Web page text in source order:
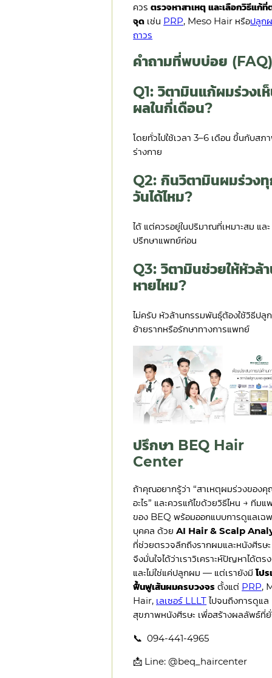
ควรตรวจหาสาเหตุ และเลือกวิธีแก้ที่
จุด เช่น PRP, Meso Hair หรือปลูก
ถาวร
คำถามที่พบบ่อย
Q1: วิตามินแก้ผมร่วงเ
ผลในกี่เดือน?
โดยทั่วไปใช้เวลา 3–6 เดือน ขึ้นกับสภ
ร่างกาย
Q2: กินวิตามินผมร่วง
วันได้ไหม?
ได้ แต่ควรอยู่ในปริมาณที่เหมาะสม และ
ปรึกษาแพทย์ก่อน
Q3: วิตามินช่วยให้หัวล้
หายไหม?
ไม่ครับ หัวล้านกรรมพันธุ์ต้องใช้วิธีปลู
ย้ายรากหรือรักษาทางการแพทย์
ปรึกษา BEQ Hair
Center
ถ้าคุณอยากรู้ว่า “สาเหตุผมร่วงของ
อะไร” และควรแก้ไขด้วยวิธีไหน → ทีมแ
ของ BEQ พร้อมออกแบบการดูแลเฉพ
บุคคล ด้วยAI Hair & Scalp
ที่ช่วยตรวจลึกถึงรากผมและหนังศีรษ
จึงมั่นใจได้ว่าเราวิเคราะห์ปัญหาได้ตร
และไม่ใช่แค่ปลูกผม — แต่เรายังมีโป
ฟื้นฟูเส้นผมครบวงจร ตั้งแต่ PRP,
Hair, เลเซอร์ LLLT ไปจนถึงการดูแล
สุขภาพหนังศีรษะ เพื่อสร้างผลลัพธ์ที่
📞 094-441-4965
📩 Line: @beq_haircenter